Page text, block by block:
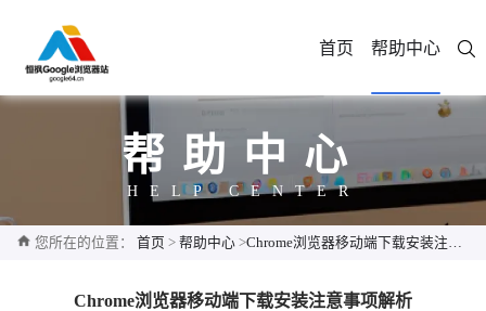
首页 帮助中心
帮助中心
HELP CENTER
您所在的位置： 首页 > 帮助中心 >Chrome浏览器移动端下载安装注意事项解析
Chrome浏览器移动端下载安装注意事项解析